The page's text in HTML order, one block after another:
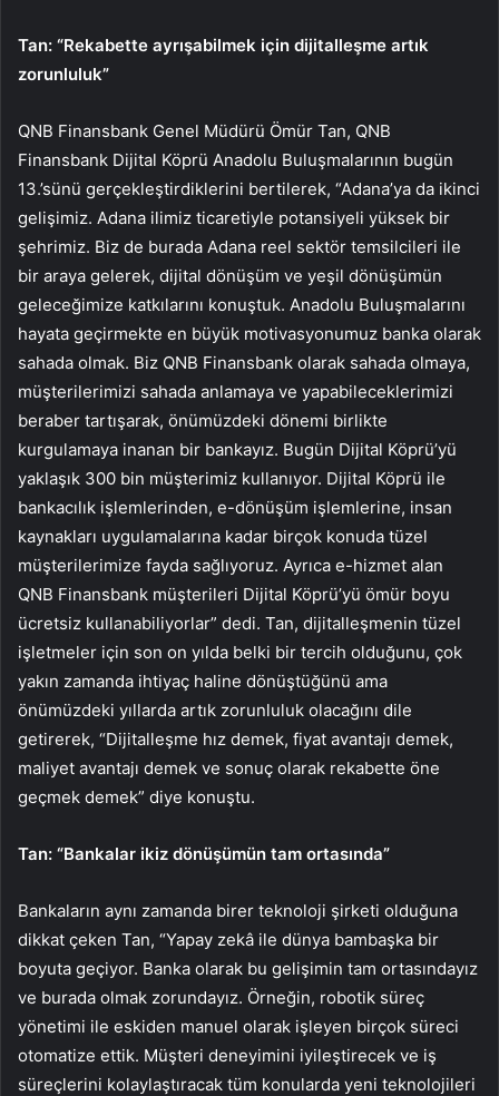
Tan: “Rekabette ayrışabilmek için dijitalleşme artık
zorunluluk”
QNB Finansbank Genel Müdürü Ömür Tan, QNB
Finansbank Dijital Köprü Anadolu Buluşmalarının bugün
13.’sünü gerçekleştirdiklerini bertilerek, “Adana’ya da ikinci
gelişimiz. Adana ilimiz ticaretiyle potansiyeli yüksek bir
şehrimiz. Biz de burada Adana reel sektör temsilcileri ile
bir araya gelerek, dijital dönüşüm ve yeşil dönüşümün
geleceğimize katkılarını konuştuk. Anadolu Buluşmalarını
hayata geçirmekte en büyük motivasyonumuz banka olarak
sahada olmak. Biz QNB Finansbank olarak sahada olmaya,
müşterilerimizi sahada anlamaya ve yapabileceklerimizi
beraber tartışarak, önümüzdeki dönemi birlikte
kurgulamaya inanan bir bankayız. Bugün Dijital Köprü’yü
yaklaşık 300 bin müşterimiz kullanıyor. Dijital Köprü ile
bankacılık işlemlerinden, e-dönüşüm işlemlerine, insan
kaynakları uygulamalarına kadar birçok konuda tüzel
müşterilerimize fayda sağlıyoruz. Ayrıca e-hizmet alan
QNB Finansbank müşterileri Dijital Köprü’yü ömür boyu
ücretsiz kullanabiliyorlar” dedi. Tan, dijitalleşmenin tüzel
işletmeler için son on yılda belki bir tercih olduğunu, çok
yakın zamanda ihtiyaç haline dönüştüğünü ama
önümüzdeki yıllarda artık zorunluluk olacağını dile
getirerek, “Dijitalleşme hız demek, fiyat avantajı demek,
maliyet avantajı demek ve sonuç olarak rekabette öne
geçmek demek” diye konuştu.
Tan: “Bankalar ikiz dönüşümün tam ortasında”
Bankaların aynı zamanda birer teknoloji şirketi olduğuna
dikkat çeken Tan, “Yapay zekâ ile dünya bambaşka bir
boyuta geçiyor. Banka olarak bu gelişimin tam ortasındayız
ve burada olmak zorundayız. Örneğin, robotik süreç
yönetimi ile eskiden manuel olarak işleyen birçok süreci
otomatize ettik. Müşteri deneyimini iyileştirecek ve iş
süreçlerini kolaylaştıracak tüm konularda yeni teknolojileri